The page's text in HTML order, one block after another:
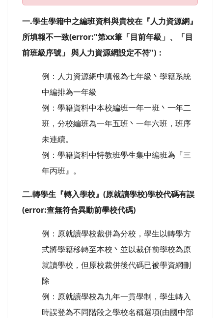
一.學生學籍中之編班資料與貴校在『人力資源網』
所填報不一致(error:"第xx筆「目前年級」、「目
前班級序號」 與人力資源網設定不符")：
例：人力資源網中填報為七年級丶學籍系統
中編排為一年級
例：學籍資料中本校編班一年一班丶一年二
班，分校編班為一年五班丶一年六班，班序
未連續。
例：學籍資料中特教班學生集中編班為『三
年丙班』。
二.轉學生『轉入學校』(原就讀學校)學校代碼有誤
(error:查無符合異動前學校代碼)
例：原就讀學校裁併為分校，學生以轉學方
式將學籍移轉至本校丶並以裁併前學校為原
就讀學校，但原校裁併後代碼已被學資網刪
除
例：原就讀學校為九年一貫學制，學生轉入
時誤登為不同階段之學校名稱選項(由國中部